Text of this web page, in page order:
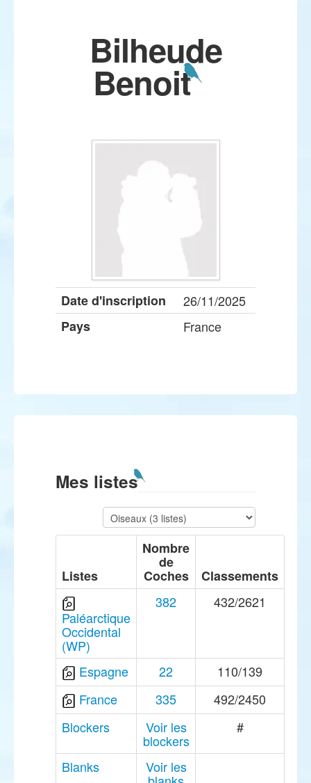
Bilheude
Benoit
Date d'inscription
26/11/2025
Pays
France
Mes listes
Listes
Nombre
de
Coches Classements
Paléarctique
Occidental
(WP)
382 432/2621
Espagne 22
110/139
France
335
492/2450
Blockers
Voir les
blockers
#
Blanks Voir les